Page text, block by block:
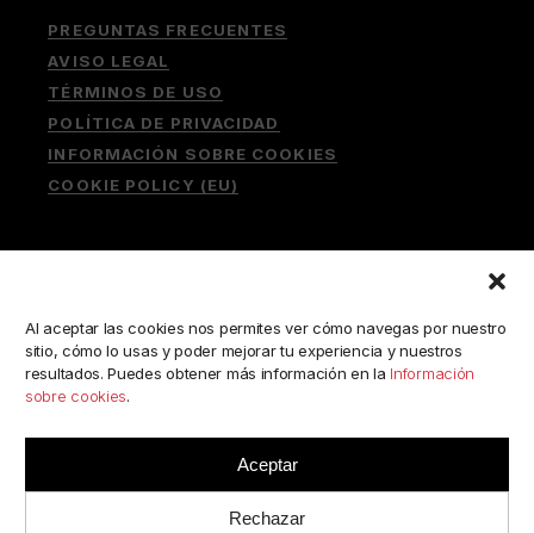
Al aceptar las cookies nos permites ver cómo navegas por nuestro
sitio, cómo lo usas y poder mejorar tu experiencia y nuestros
resultados. Puedes obtener más información en la Información
sobre cookies.
Aceptar
Rechazar
PREGUNTAS FRECUENTES
AVISO LEGAL
TÉRMINOS DE USO
POLÍTICA DE PRIVACIDAD
INFORMACIÓN SOBRE COOKIES
COOKIE POLICY (EU)
Buscar: